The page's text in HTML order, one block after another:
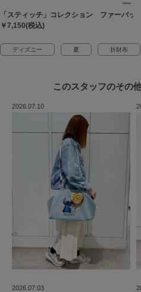
「スティッチ」コレクション ファーバッグ
￥7,150(税込)
ディズニー 夏 折財布
このスタッフのその
2026.07.10
2026.07.03